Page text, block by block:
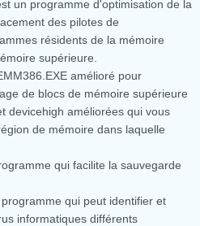
un programme d'optimisation de la
des pilotes de
résidents de la mémoire
supérieure.
amélioré pour
de blocs de mémoire supérieure
devicehigh améliorées qui vous
de mémoire dans laquelle
qui facilite la sauvegarde
qui peut identifier et
informatiques différents